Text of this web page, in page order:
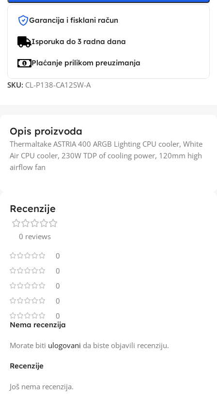
Garancija i fisklani račun
Isporuka do 3 radna dana
Plaćanje prilikom preuzimanja
SKU: CL-P138-CA12SW-A
Opis proizvoda
Thermaltake ASTRIA 400 ARGB Lighting CPU cooler, White
Air CPU cooler, 230W TDP of cooling power, 120mm high
airflow fan
Recenzije
0 reviews
0
0
0
0
0
Recenzije
Još nema recenzija.
Nema recenzija
Morate biti ulogovani da biste objavili recenziju.